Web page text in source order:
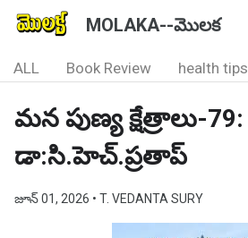
MOLAKA--మొలక
ALL Book Review health tips
మన పుణ్య క్షేత్రాలు-79:
డా:సి.హెచ్.ప్రతాప్
జూన్ 01, 2026 • T. VEDANTA SURY